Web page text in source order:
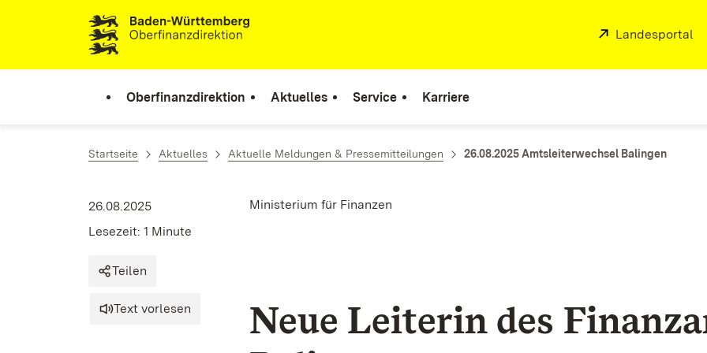
Zum Inhalt springen
Extern:
Landesportal
Oberfinanzdirektion Aktuelles Service Karriere
Startseite Aktuelles Aktuelle Meldungen & Pressemitteilungen 26.08.2025 Amtsleiterwechsel Balingen
Ministerium für Finanzen
26.08.2025
Lesezeit: 1 Minute
Teilen
Text vorlesen
Neue Leiterin des